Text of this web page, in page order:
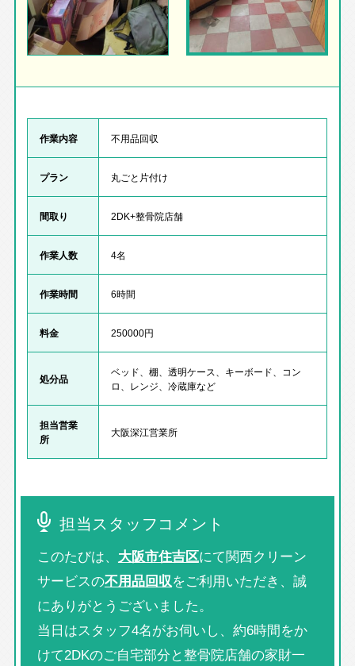
作業内容 不用品回収
プラン 丸ごと片付け
間取り 2DK+整骨院店舗
作業人数 4名
作業時間 6時間
料金 250000円
処分品
ベッド、棚、透明ケース、キーボード、コン
ロ、レンジ、冷蔵庫など
担当営業
所
大阪深江営業所
担当スタッフコメント
このたびは、 大阪市住吉区にて関西クリーン
サービスの不用品回収をご利用いただき、誠
にありがとうございました。
当日はスタッフ4名がお伺いし、約6時間をか
けて2DKのご自宅部分と整骨院店舗の家財一